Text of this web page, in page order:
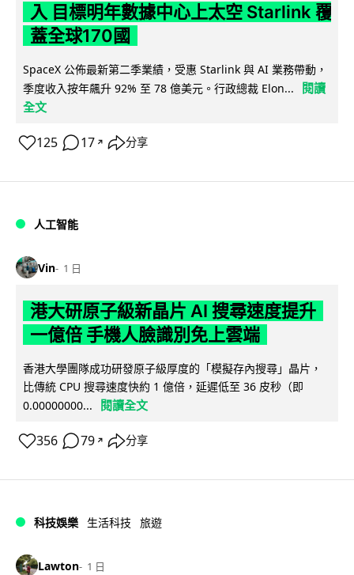
入 目標明年數據中心上太空 Starlink 覆
蓋全球170國
SpaceX 公佈最新第二季業績，受惠 Starlink 與 AI 業務帶動，
季度收入按年飆升 92% 至 78 億美元。行政總裁 Elon...
閱讀
全文
125 17 ↗ 分享
人工智能
Vin 1 日
港大研原子級新晶片 AI 搜尋速度提升
一億倍 手機人臉識別免上雲端
香港大學團隊成功研發原子級厚度的「模擬存內搜尋」晶片，
比傳統 CPU 搜尋速度快約 1 億倍，延遲低至 36 皮秒（即
0.00000000...
閱讀全文
356 79 ↗ 分享
科技娛樂 生活科技 旅遊
Lawton 1 日